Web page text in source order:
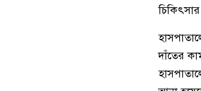
দাঁতের